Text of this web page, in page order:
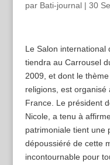
par Bati-journal| 30
Le Salon international
tiendra au Carrousel
2009, et dont le
religions, est organisé
France. Le président
Nicole, a tenu à
patrimoniale tient une
dépoussiéré de cette
incontournable pour